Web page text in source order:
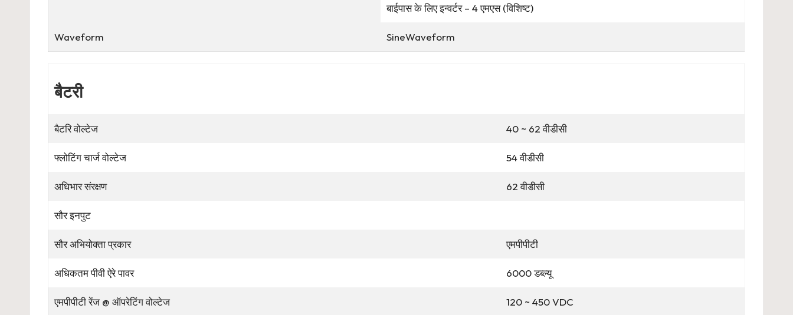
बाईपास के लिए इन्वर्टर – 4 एमएस (विशिष्ट)
Waveform SineWaveform
बैटरी
बैटरि वोल्टेज 40 ~ 62 वीडीसी
फ्लोटिंग चार्ज वोल्टेज 54 वीडीसी
अधिभार संरक्षण 62 वीडीसी
सौर इनपुट
सौर अभियोक्ता प्रकार एमपीपीटी
अधिकतम पीवी ऐरे पावर 6000 डब्ल्यू
एमपीपीटी रेंज @ ऑपरेटिंग वोल्टेज 120 ~ 450 VDC